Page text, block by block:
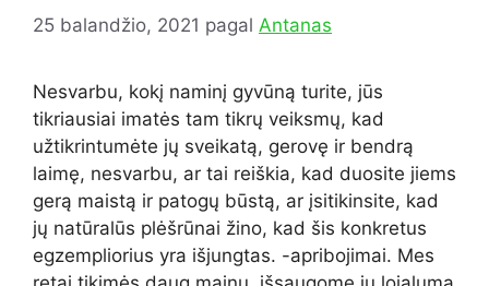
25 balandžio, 2021 pagal Antanas
Nesvarbu, kokį naminį gyvūną turite, jūs
tikriausiai imatės tam tikrų veiksmų, kad
užtikrintumėte jų sveikatą, gerovę ir bendrą
laimę, nesvarbu, ar tai reiškia, kad duosite jiems
gerą maistą ir patogų būstą, ar įsitikinsite, kad
jų natūralūs plėšrūnai žino, kad šis konkretus
egzempliorius yra išjungtas. -apribojimai. Mes